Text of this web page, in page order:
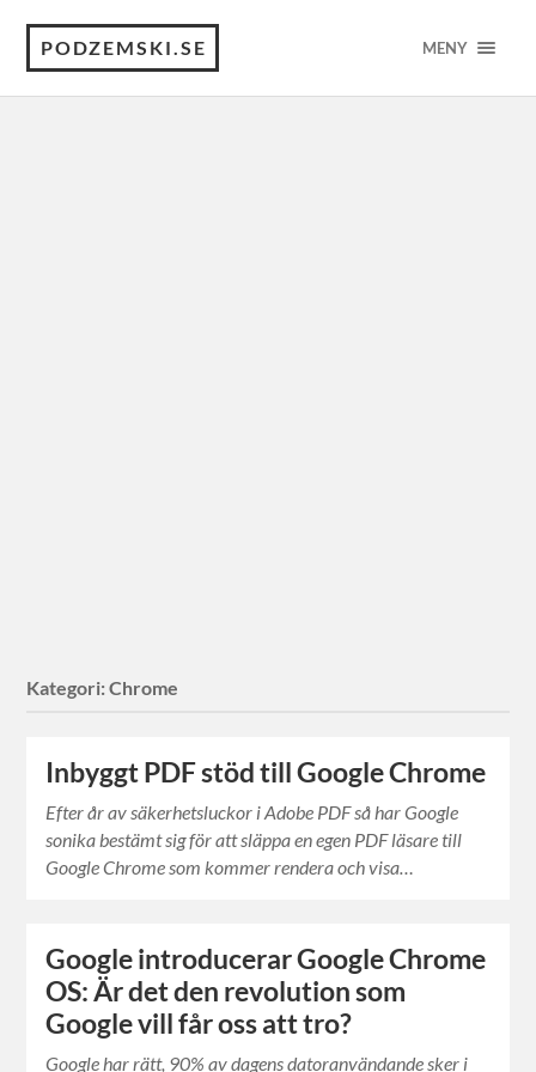
PODZEMSKI.SE MENY
Kategori:Chrome
Inbyggt PDF stöd till Google Chrome
Efter år av säkerhetsluckor i Adobe PDF så har Google
sonika bestämt sig för att släppa en egen PDF läsare till
Google Chrome som kommer rendera och visa…
Google introducerar Google Chrome
OS: Är det den revolution som
Google vill får oss att tro?
Google har rätt, 90% av dagens datoranvändande sker i